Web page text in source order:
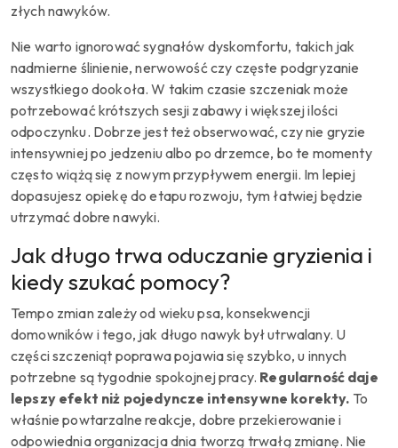
złych nawyków.
Nie warto ignorować sygnałów dyskomfortu, takich jak
nadmierne ślinienie, nerwowość czy częste podgryzanie
wszystkiego dookoła. W takim czasie szczeniak może
potrzebować krótszych sesji zabawy i większej ilości
odpoczynku. Dobrze jest też obserwować, czy nie gryzie
intensywniej po jedzeniu albo po drzemce, bo te momenty
często wiążą się z nowym przypływem energii. Im lepiej
dopasujesz opiekę do etapu rozwoju, tym łatwiej będzie
utrzymać dobre nawyki.
Jak długo trwa oduczanie gryzienia i
kiedy szukać pomocy?
Tempo zmian zależy od wieku psa, konsekwencji
domowników i tego, jak długo nawyk był utrwalany. U
części szczeniąt poprawa pojawia się szybko, u innych
potrzebne są tygodnie spokojnej pracy. Regularność daje
lepszy efekt niż pojedyncze intensywne korekty. To
właśnie powtarzalne reakcje, dobre przekierowanie i
odpowiednia organizacja dnia tworzą trwałą zmianę. Nie